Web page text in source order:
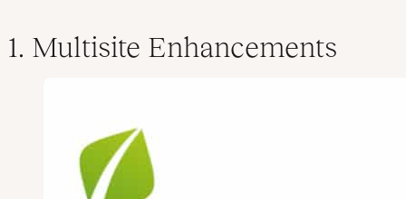
1. Multisite Enhancements